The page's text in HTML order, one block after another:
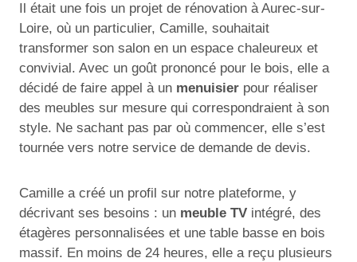
Il était une fois un projet de rénovation à Aurec-sur-
Loire, où un particulier, Camille, souhaitait
transformer son salon en un espace chaleureux et
convivial. Avec un goût prononcé pour le bois, elle a
décidé de faire appel à un menuisier pour réaliser
des meubles sur mesure qui correspondraient à son
style. Ne sachant pas par où commencer, elle s’est
tournée vers notre service de demande de devis.
Camille a créé un profil sur notre plateforme, y
décrivant ses besoins : un meuble TV intégré, des
étagères personnalisées et une table basse en bois
massif. En moins de 24 heures, elle a reçu plusieurs